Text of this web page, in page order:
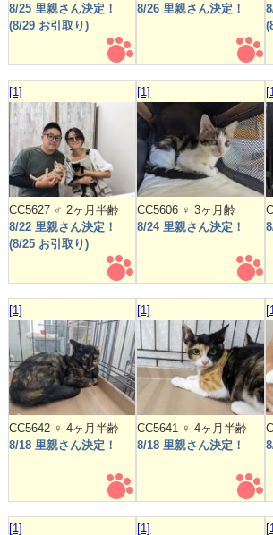
8/25 里親さん決定！
(8/29 お引取り)
8/26 里親さん決定！
[1]
CC5627 ♂ 2ヶ月半齢
8/22 里親さん決定！
(8/25 お引取り)
[1]
CC5606 ♀ 3ヶ月齢
8/24 里親さん決定！
[1]
CC5642 ♀ 4ヶ月半齢
8/18 里親さん決定！
[1]
CC5641 ♀ 4ヶ月半齢
8/18 里親さん決定！
[1] [1]